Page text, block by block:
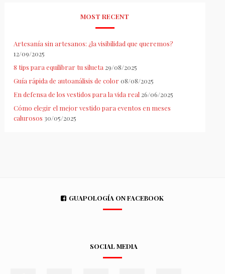
MOST RECENT
Artesanía sin artesanos: ¿la visibilidad que queremos?
12/09/2025
8 tips para equilibrar tu silueta 29/08/2025
Guía rápida de autoanálisis de color 08/08/2025
En defensa de los vestidos para la vida real 26/06/2025
Cómo elegir el mejor vestido para eventos en meses
calurosos 30/05/2025
GUAPOLOGÍA ON FACEBOOK
SOCIAL MEDIA